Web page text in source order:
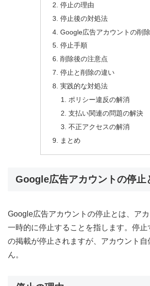
停止の理由
停止後の対処法
Google広告アカウントの削
停止手順
削除後の注意点
停止と削除の違い
実践的な対処法
ポリシー違反の解消
支払い関連の問題の解決
不正アクセスの解消
まとめ
Google広告アカウントの停止
Google広告アカウントの停止とは、ア
一時的に停止することを指します。停
の掲載が停止されますが、アカウント
ん。